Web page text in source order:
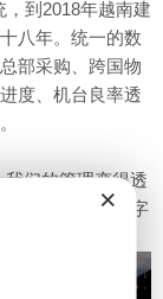
到2018年越南建
八年。统一的数
部采购、跨国物
度、机台良率透
们的管理变得透
心。没有这套数字
×